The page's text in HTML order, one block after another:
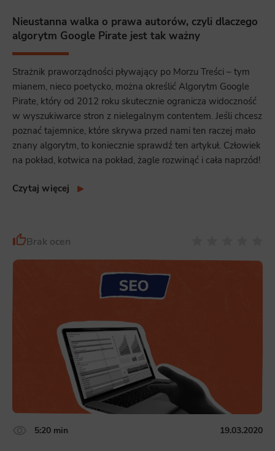
Nieustanna walka o prawa autorów, czyli dlaczego
algorytm Google Pirate jest tak ważny
Strażnik praworządności pływający po Morzu Treści – tym
mianem, nieco poetycko, można określić Algorytm Google
Pirate, który od 2012 roku skutecznie ogranicza widoczność
w wyszukiwarce stron z nielegalnym contentem. Jeśli chcesz
poznać tajemnice, które skrywa przed nami ten raczej mało
znany algorytm, to koniecznie sprawdź ten artykuł. Człowiek
na pokład, kotwica na pokład, żagle rozwinąć i cała naprzód!
Czytaj więcej
Brak ocen
5:20 min 19.03.2020